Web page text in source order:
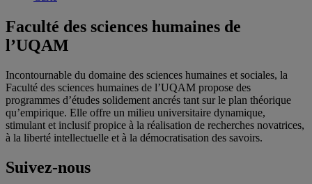
Faculté des sciences humaines de
l’UQAM
Incontournable du domaine des sciences humaines et sociales, la
Faculté des sciences humaines de l’UQAM propose des
programmes d’études solidement ancrés tant sur le plan théorique
qu’empirique. Elle offre un milieu universitaire dynamique,
stimulant et inclusif propice à la réalisation de recherches novatrices,
à la liberté intellectuelle et à la démocratisation des savoirs.
Suivez-nous